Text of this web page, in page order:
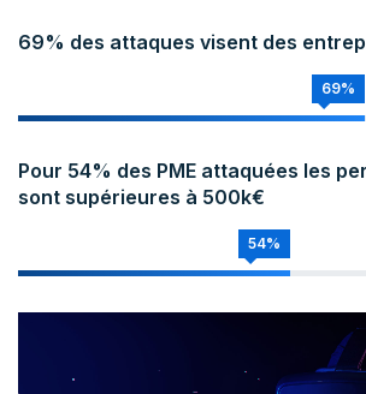
69% des attaques visent des
69%
Pour 54% des PME attaquées les
sont supérieures à 500k€
54%